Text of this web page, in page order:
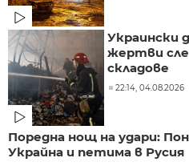
Украински
жертви
складове
22:14, 04.08.2026
Поредна нощ на удари:
Украйна и петима в Русия